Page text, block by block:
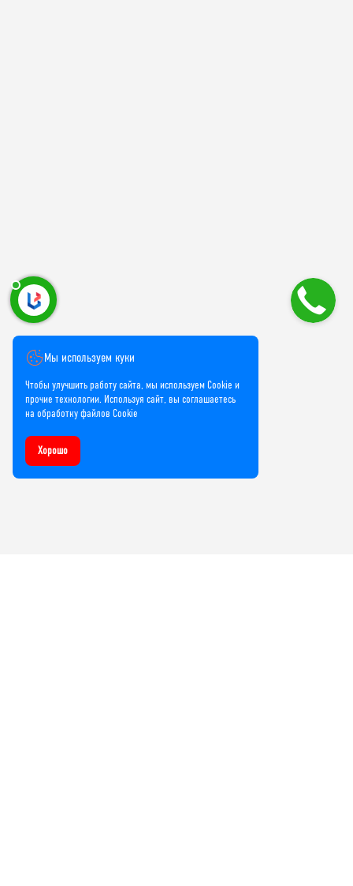
Мы используем куки
Чтобы улучшить работу сайта, мы используем Cookie и
прочие технологии. Используя сайт, вы соглашаетесь
на обработку файлов Cookie
Хорошо